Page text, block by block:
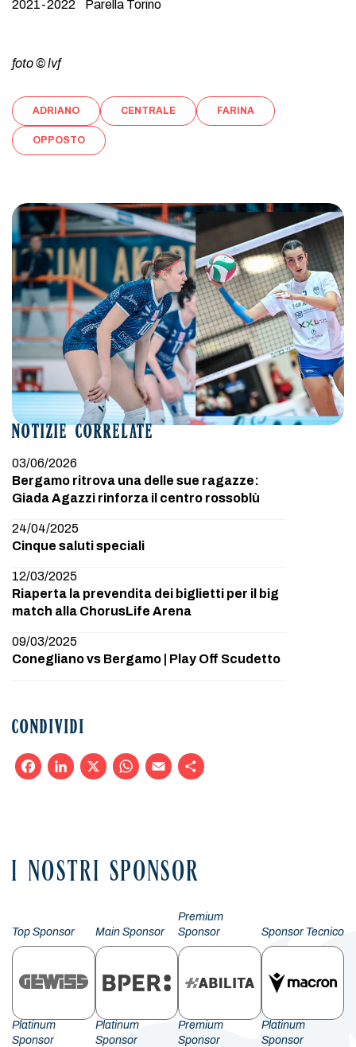
NOTIZIE CORRELATE
03/06/2026
Bergamo ritrova una delle sue ragazze:
Giada Agazzi rinforza il centro rossoblù
24/04/2025
Cinque saluti speciali
12/03/2025
Riaperta la prevendita dei biglietti per il big
match alla ChorusLife Arena
09/03/2025
Conegliano vs Bergamo | Play Off Scudetto
CONDIVIDI
2021-2022 Parella Torino
foto © lvf
ADRIANO CENTRALE FARINA
OPPOSTO
I NOSTRI SPONSOR
Top Sponsor Main Sponsor
Premium
Sponsor
Sponsor Tecnico
Platinum
Sponsor
Platinum
Sponsor
Premium
Sponsor
Platinum
Sponsor